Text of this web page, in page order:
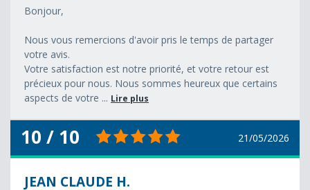
Bonjour,
Nous vous remercions d'avoir pris le temps de partager
votre avis.
Votre satisfaction est notre priorité, et votre retour est
précieux pour nous. Nous sommes heureux que certains
aspects de votre ... Lire plus
10 / 10 21/05/2026
JEAN CLAUDE H.